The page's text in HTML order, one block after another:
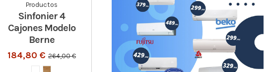
Productos
Sinfonier 4
Cajones Modelo
Berne
184,80 € 264,00 €